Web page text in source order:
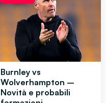
Burnley vs
Wolverhampton –
Novità e probabili